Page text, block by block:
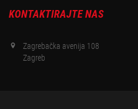
KONTAKTIRAJTE NAS
Zagrebačka avenija 108
Zagreb